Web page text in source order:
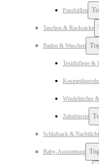
Passhüllen
Taschen & Rucksäcke
Baden & Waschen
Textilpflege &
Windeltücher
Zahnbürste
Schlafsack & Nachtlicht
Baby-Ausstattung